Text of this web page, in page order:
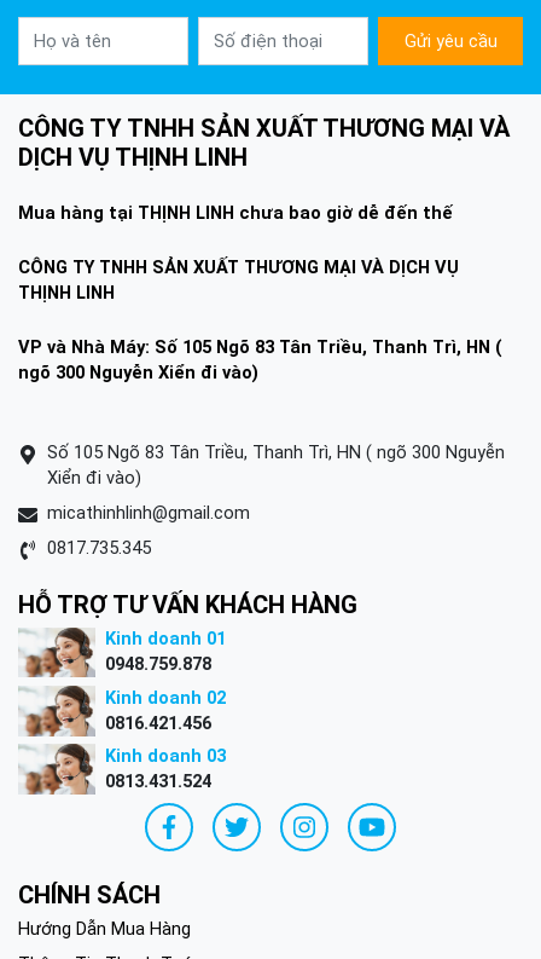
Gửi yêu cầu
CÔNG TY TNHH SẢN XUẤT THƯƠNG MẠI VÀ
DỊCH VỤ THỊNH LINH
Mua hàng tại THỊNH LINH chưa bao giờ dễ đến thế
CÔNG TY TNHH SẢN XUẤT THƯƠNG MẠI VÀ DỊCH VỤ
THỊNH LINH
VP và Nhà Máy: Số 105 Ngõ 83 Tân Triều, Thanh Trì, HN (
ngõ 300 Nguyễn Xiển đi vào)
Số 105 Ngõ 83 Tân Triều, Thanh Trì, HN ( ngõ 300 Nguyễn
Xiển đi vào)
micathinhlinh@gmail.com
0817.735.345
HỖ TRỢ TƯ VẤN KHÁCH HÀNG
Kinh doanh 01
0948.759.878
Kinh doanh 02
0816.421.456
Kinh doanh 03
0813.431.524
CHÍNH SÁCH
Hướng Dẫn Mua Hàng